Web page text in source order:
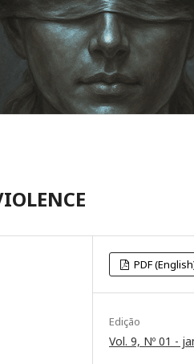
PDF
Edição
Vol. 9, Nº 01 -